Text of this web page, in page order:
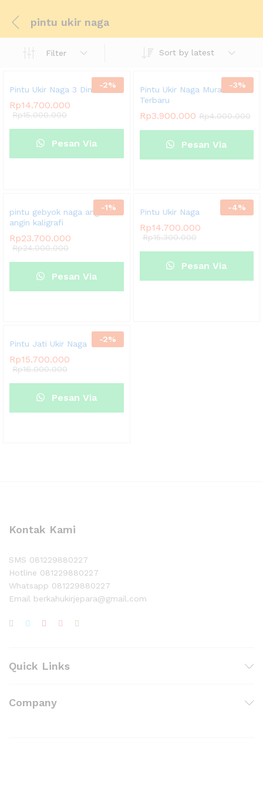
pintu ukir naga
Filter Sort by latest
-2%
Pintu Ukir Naga 3 Dimensi
Rp14.700.000
Rp15.000.000
Pesan Via
-3%
Pintu Ukir Naga Murah
Terbaru
Rp3.900.000 Rp4.000.000
Pesan Via
-1%
pintu gebyok naga angin-
angin kaligrafi
Rp23.700.000
Rp24.000.000
Pesan Via
-4%
Pintu Ukir Naga
Rp14.700.000
Rp15.300.000
Pesan Via
-2%
Pintu Jati Ukir Naga
Rp15.700.000
Rp16.000.000
Pesan Via
Kontak Kami
SMS 081229880227
Hotline 081229880227
Whatsapp 081229880227
Email berkahukirjepara@gmail.com
Quick Links
Company